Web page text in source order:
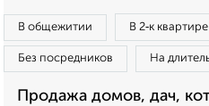
В общежитии В 2‑к квартире
Без посредников На
Продажа домов, дач,